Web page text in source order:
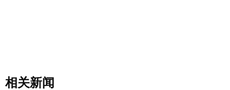
相关新闻